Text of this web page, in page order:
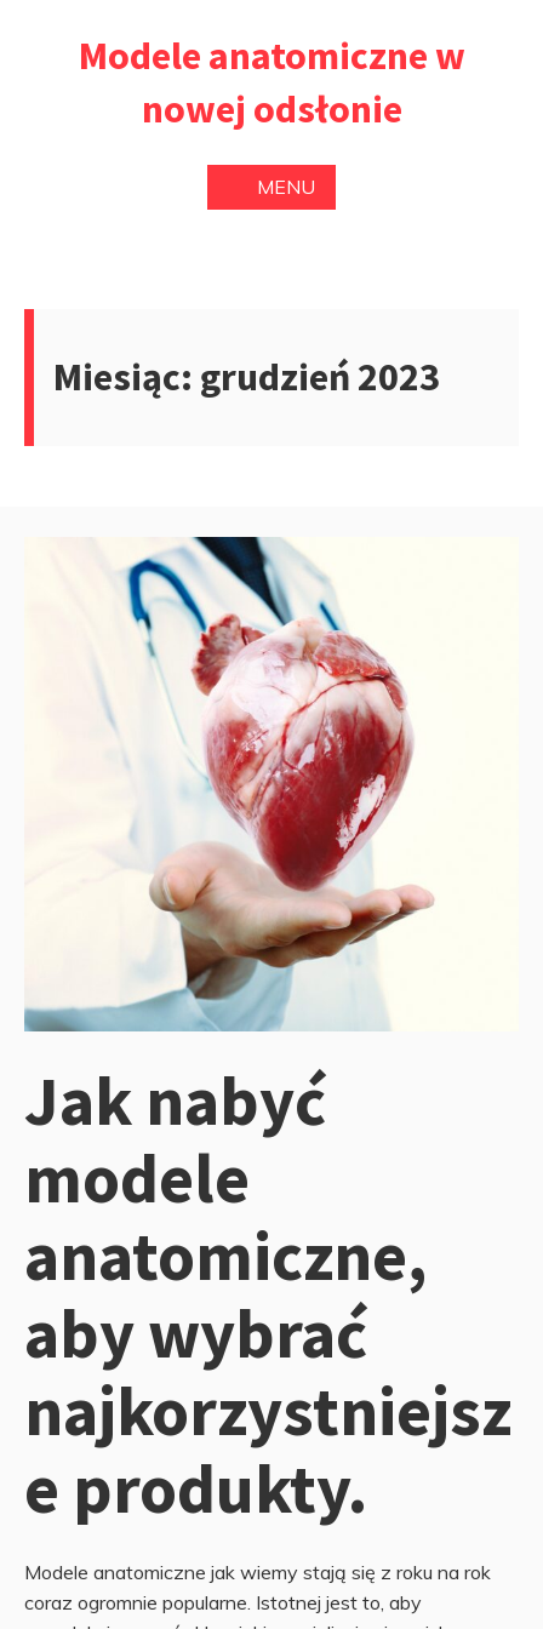
Modele anatomiczne w
nowej odsłonie
MENU
Miesiąc: grudzień 2023
Jak nabyć
modele
anatomiczne,
aby wybrać
najkorzystniejsz
e produkty.
Modele anatomiczne jak wiemy stają się z roku na rok
coraz ogromnie popularne. Istotnej jest to, aby